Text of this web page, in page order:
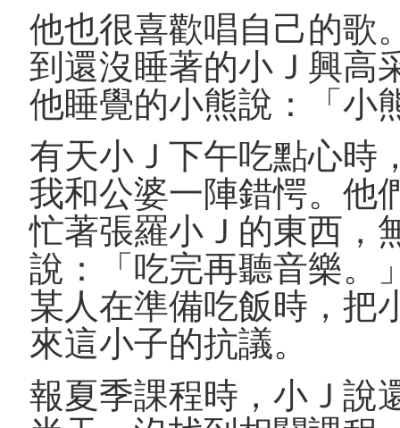
他也很喜歡唱自己的歌
到還沒睡著的小Ｊ興高
他睡覺的小熊說：「小
有天小Ｊ下午吃點心時
我和公婆一陣錯愕。他
忙著張羅小Ｊ的東西，
說：「吃完再聽音樂。
某人在準備吃飯時，把
來這小子的抗議。
報夏季課程時，小Ｊ說